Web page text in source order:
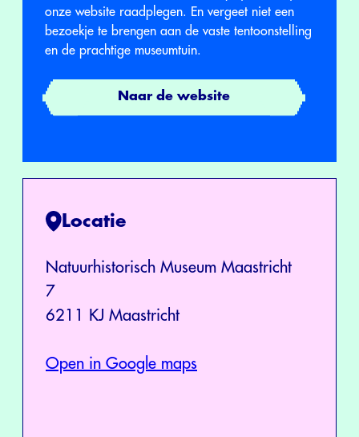
onze website raadplegen. En vergeet niet een
bezoekje te brengen aan de vaste tentoonstelling
en de prachtige museumtuin.
Naar de website
Locatie
Natuurhistorisch Museum Maastricht
7
6211 KJ Maastricht
Open in Google maps